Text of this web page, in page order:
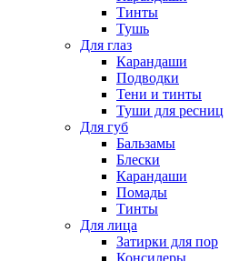
Тинты
Тушь
Для глаз
Карандаши
Подводки
Тени и тинты
Туши для ресниц
Для губ
Бальзамы
Блески
Карандаши
Помады
Тинты
Для лица
Затирки для пор